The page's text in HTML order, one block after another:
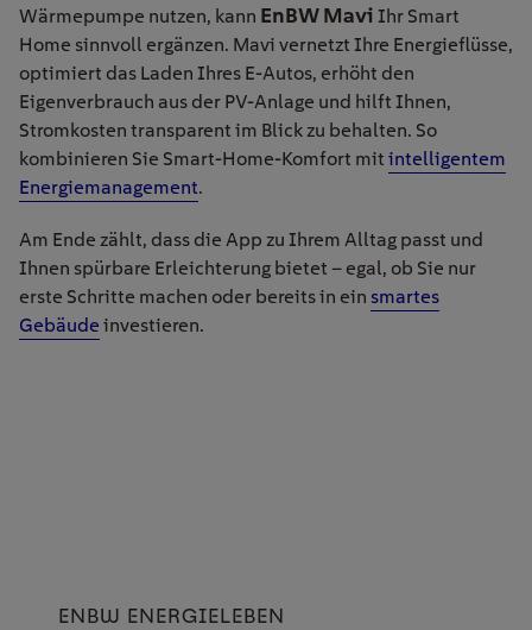
Wärmepumpe nutzen, kann EnBW Mavi Ihr Smart
Home sinnvoll ergänzen. Mavi vernetzt Ihre Energieflüsse,
optimiert das Laden Ihres E-Autos, erhöht den
Eigenverbrauch aus der PV-Anlage und hilft Ihnen,
Stromkosten transparent im Blick zu behalten. So
kombinieren Sie Smart-Home-Komfort mit intelligentem
Energiemanagement.
Am Ende zählt, dass die App zu Ihrem Alltag passt und
Ihnen spürbare Erleichterung bietet – egal, ob Sie nur
erste Schritte machen oder bereits in ein smartes
Gebäude investieren.
ENBW ENERGIELEBEN